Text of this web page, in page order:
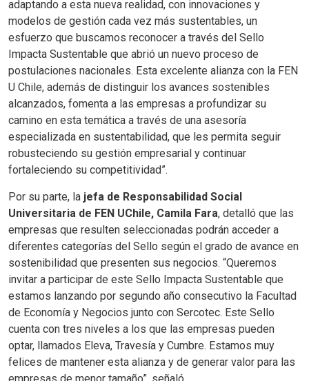
adaptando a esta nueva realidad, con innovaciones y
modelos de gestión cada vez más sustentables, un
esfuerzo que buscamos reconocer a través del Sello
Impacta Sustentable que abrió un nuevo proceso de
postulaciones nacionales. Esta excelente alianza con la FEN
U Chile, además de distinguir los avances sostenibles
alcanzados, fomenta a las empresas a profundizar su
camino en esta temática a través de una asesoría
especializada en sustentabilidad, que les permita seguir
robusteciendo su gestión empresarial y continuar
fortaleciendo su competitividad”.
Por su parte, la jefa de Responsabilidad Social
Universitaria de FEN UChile, Camila Fara, detalló que las
empresas que resulten seleccionadas podrán acceder a
diferentes categorías del Sello según el grado de avance en
sostenibilidad que presenten sus negocios. “Queremos
invitar a participar de este Sello Impacta Sustentable que
estamos lanzando por segundo año consecutivo la Facultad
de Economía y Negocios junto con Sercotec. Este Sello
cuenta con tres niveles a los que las empresas pueden
optar, llamados Eleva, Travesía y Cumbre. Estamos muy
felices de mantener esta alianza y de generar valor para las